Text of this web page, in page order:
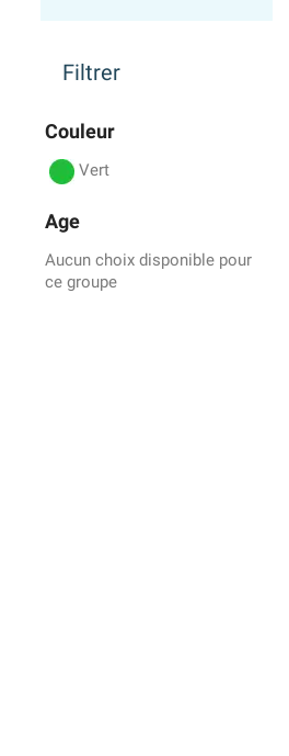
Filtrer
Couleur
Vert
Age
Aucun choix disponible pour
ce groupe